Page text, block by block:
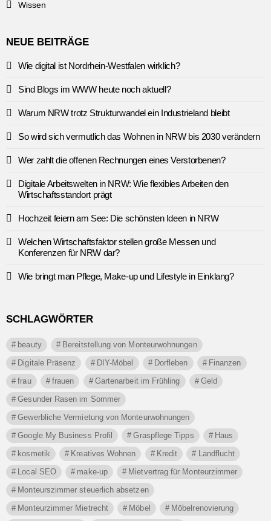
Wissen
NEUE BEITRÄGE
Wie digital ist Nordrhein-Westfalen wirklich?
Sind Blogs im WWW heute noch aktuell?
Warum NRW trotz Strukturwandel ein Industrieland bleibt
So wird sich vermutlich das Wohnen in NRW bis 2030 verändern
Wer zahlt die offenen Rechnungen eines Verstorbenen?
Digitale Arbeitswelten in NRW: Wie flexibles Arbeiten den
Wirtschaftsstandort prägt
Hochzeit feiern am See: Die schönsten Ideen in NRW
Welchen Wirtschaftsfaktor stellen große Messen und
Konferenzen für NRW dar?
Wie bringt man Pflege, Make-up und Lifestyle in Einklang?
SCHLAGWÖRTER
beauty
Bereitstellung von Monteurwohnungen
Digitale Präsenz
DIY-Möbel Dorfleben
Finanzen
frau
frauen Gartenarbeit im Frühling
Geld
Gesunder Rasen im Sommer
Gewerbliche Vermietung von Monteurwohnungen
Google My Business Profil
Graspflege Tipps
Haus
kosmetik
Kreatives Wohnen Kredit
Landflucht
Local SEO
make-up
Mietvertrag für Monteurzimmer
Monteurszimmer steuerlich absetzen
Monteurzimmer Mietrecht
Möbel Möbelrenovierung